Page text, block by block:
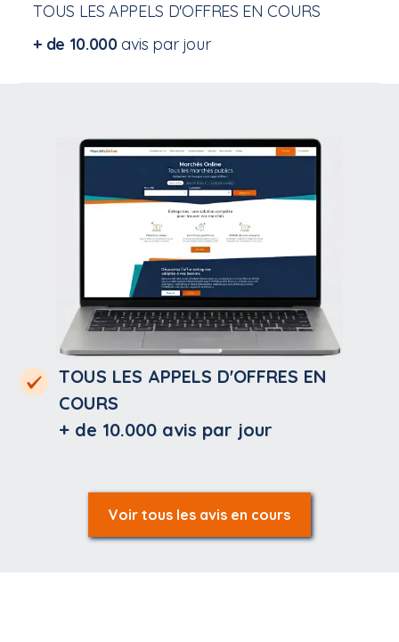
TOUS LES APPELS D'OFFRES EN COURS
+ de 10.000 avis par jour
TOUS LES APPELS D'OFFRES EN
COURS
+ de 10.000 avis par jour
Voir tous les avis en cours